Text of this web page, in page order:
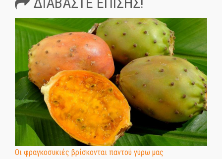
Οι φραγκοσυκιές βρίσκονται παντού γύρω μας